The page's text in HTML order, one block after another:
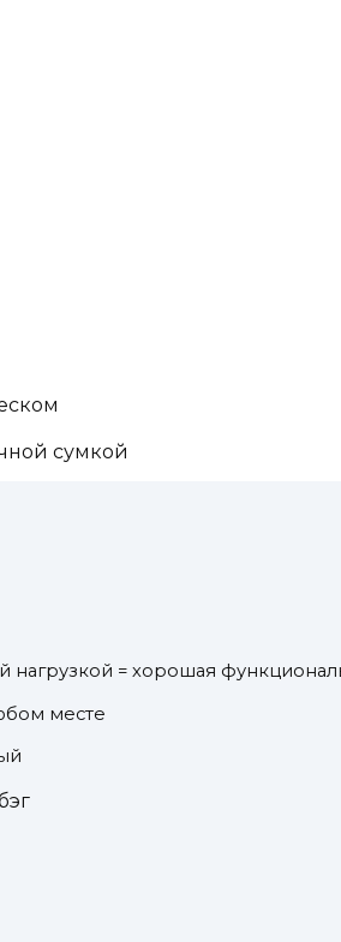
сумкой
нагрузкой = хорошая
месте